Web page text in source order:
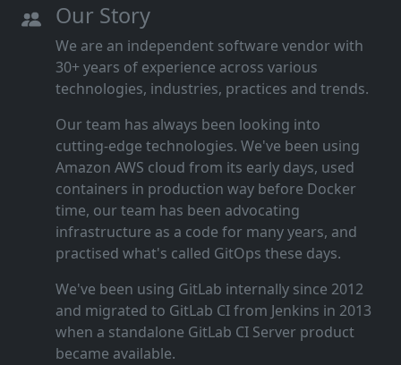
Our Story
We are an independent software vendor with
30+ years of experience across various
technologies, industries, practices and trends.
Our team has always been looking into
cutting‑edge technologies. We've been using
Amazon AWS cloud from its early days, used
containers in production way before Docker
time, our team has been advocating
infrastructure as a code for many years, and
practised what's called GitOps these days.
We've been using GitLab internally since 2012
and migrated to GitLab CI from Jenkins in 2013
when a standalone GitLab CI Server product
became available.